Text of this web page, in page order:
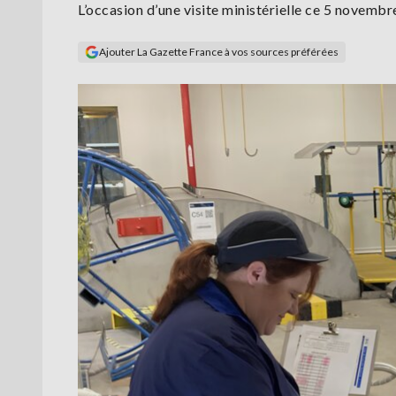
L’occasion d’une visite ministérielle ce 5
Ajouter La Gazette France à vos sources préférées